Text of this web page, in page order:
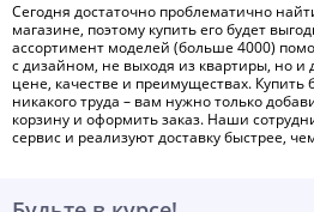
Сегодня достаточно проблематично
магазине, поэтому купить его будет
ассортимент моделей (больше 4000)
с дизайном, не выходя из квартиры, но и
цене, качестве и преимуществах. Купить
никакого труда – вам нужно только
корзину и оформить заказ. Наши
сервис и реализуют доставку быстрее,